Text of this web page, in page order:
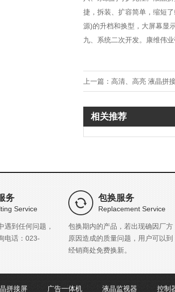
捷，拆装、扩容简单，缩短
源)的升档和换型，大屏幕显
九、系统二次开发。康维伟
上一篇： 高清、高亮 液晶拼
相关推荐
务
Service
遇到任何问题，
电话：023-
包换服务
Replacement Service
包换期内的产品，若出现确因厂方
原因造成的质量问题，用户可以到
经销商处免费换新。
拼接屏 广告一体机 液晶监视器 控制